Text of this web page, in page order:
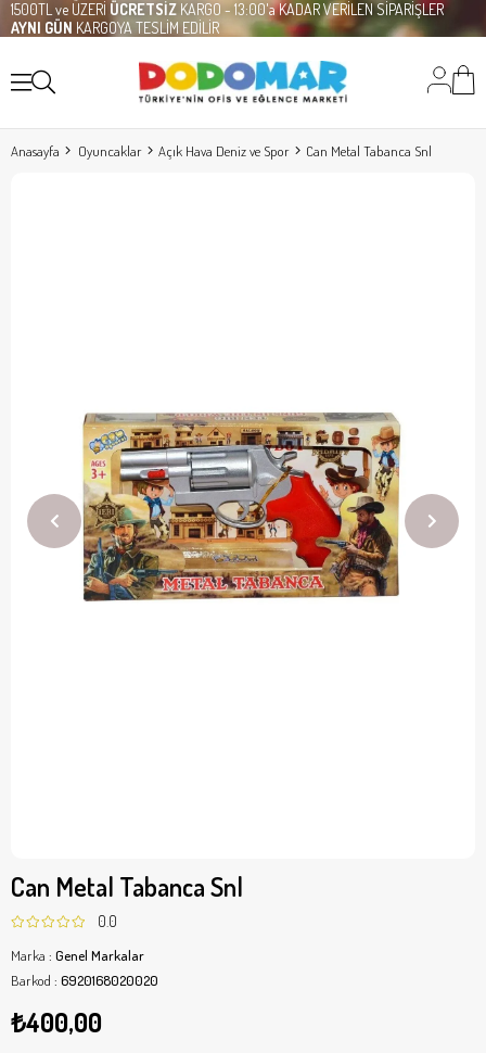
1500TL ve ÜZERİ ÜCRETSİZ KARGO - 13:00'a KADAR VERİLEN SİPARİŞLER
AYNI GÜN KARGOYA TESLİM EDİLİR
Anasayfa Oyuncaklar Açık Hava Deniz ve Spor Can Metal Tabanca Snl
Can Metal Tabanca Snl
0.0
Marka : Genel Markalar
Barkod : 6920168020020
₺400,00